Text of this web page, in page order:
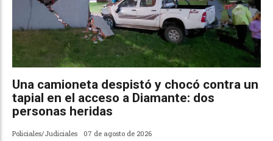
Una camioneta despistó y chocó contra un
tapial en el acceso a Diamante: dos
personas heridas
Policiales/Judiciales 07 de agosto de 2026